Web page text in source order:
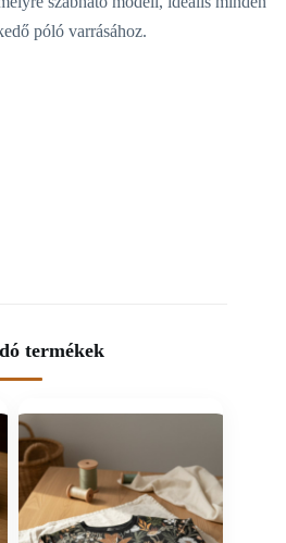
póló varrásához.
termékek